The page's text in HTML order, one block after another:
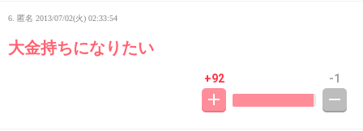
6. 匿名 2013/07/02(火) 02:33:54
大金持ちになりたい
+92 -1